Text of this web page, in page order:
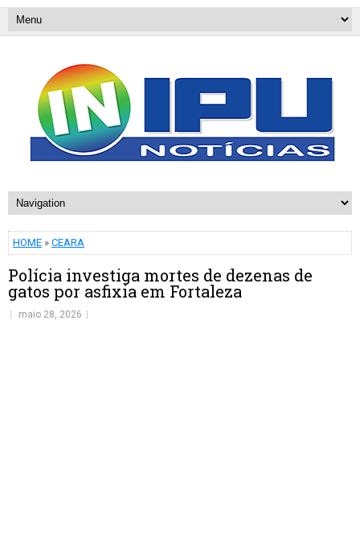
HOME » CEARA
Polícia investiga mortes de dezenas de
gatos por asfixia em Fortaleza
maio 28, 2026